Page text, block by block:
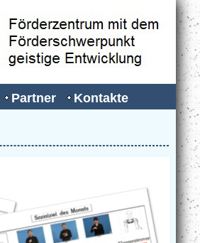
Partner Kontakte